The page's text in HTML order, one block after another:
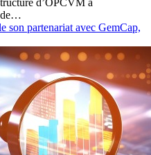
de…
son partenariat avec GemCap,